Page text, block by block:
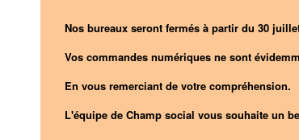
Nos bureaux seront fermés à partir du 30
Vos commandes numériques ne sont
En vous remerciant de votre compréhension.
L'équipe de Champ social vous souhaite un